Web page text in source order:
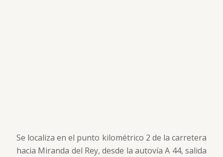
Se localiza en el punto kilométrico 2 de la carretera
hacia Miranda del Rey, desde la autovía A 44, salida